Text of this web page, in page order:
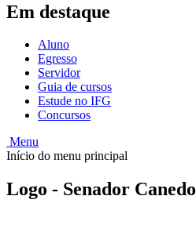
Em destaque
Aluno
Egresso
Servidor
Guia de cursos
Estude no IFG
Concursos
Menu
Início do menu principal
Logo - Senador Canedo